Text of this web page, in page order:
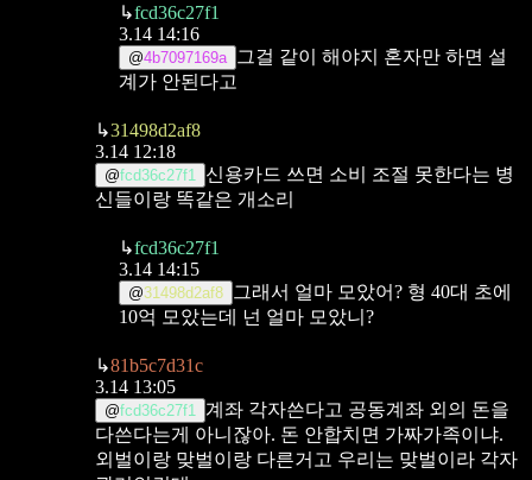
↳fcd36c27f1
3.14 14:16
@4b7097169a 그걸 같이 해야지
혼자만 하면 설
계가 안된다고
↳31498d2af8
3.14 12:18
@fcd36c27f1
신용카드 쓰면 소비 조절 못한다는 병
신들이랑 똑같은 개소리
↳fcd36c27f1
3.14 14:15
@31498d2af8 그래서 얼마 모았어? 형 40대 초에
10억 모았는데 넌 얼마 모았니?
↳81b5c7d31c
3.14 13:05
@fcd36c27f1
계좌 각자쓴다고 공동계좌 외의 돈을
다쓴다는게 아니잖아. 돈 안합치면 가짜가족이냐.
외벌이랑 맞벌이랑 다른거고 우리는 맞벌이라 각자